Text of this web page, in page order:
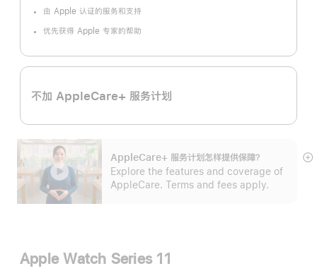
注
由 Apple 认证的服务和支持
优先获得 Apple 专家的帮助
不加 AppleCare+ 服务计划
AppleCare+ 服务计划怎样提供保⁠障？
Explore the features and coverage of
AppleCare. Terms and fees apply.
展
Apple Watch Series 11